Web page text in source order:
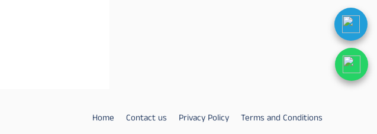
Home Contact us Privacy Policy Terms and Conditions